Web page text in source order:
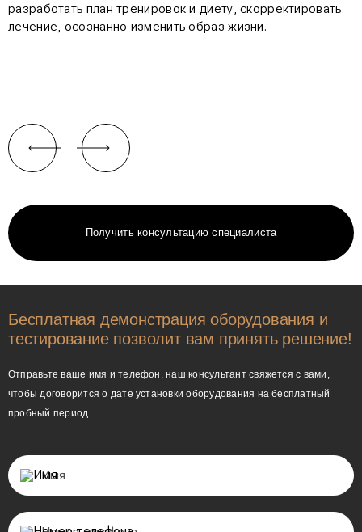
разработать план тренировок и диету, скорректировать
лечение, осознанно изменить образ жизни.
Получить консультацию специалиста
Бесплатная демонстрация оборудования и
тестирование позволит вам принять решение!
Отправьте ваше имя и телефон, наш консультант свяжется с вами,
чтобы договорится о дате установки оборудования на бесплатный
пробный период